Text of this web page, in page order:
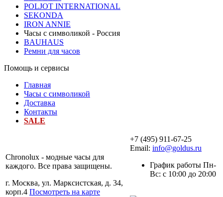
POLJOT INTERNATIONAL
SEKONDA
IRON ANNIE
Часы с символикой - Россия
BAUHAUS
Ремни для часов
Помощь и сервисы
Главная
Часы с символикой
Доставка
Контакты
SALE
Chronolux - модные часы для
каждого. Все права защищены.
г. Москва, ул. Марксистская, д. 34,
корп.4 Посмотреть на карте
+7 (495) 911-67-25
Email: info@goldus.ru
График работы Пн-
Вс: с 10:00 до 20:00